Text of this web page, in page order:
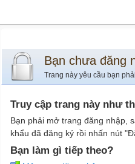
Bạn chưa đăng
Trang này yêu cầu bạn
Truy cập trang này như
Bạn phải mở trang đăng nhập,
khẩu đã đăng ký rồi nhấn nút
Bạn làm gì tiếp theo?